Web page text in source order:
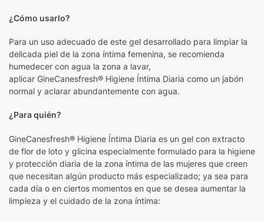
¿Cómo usarlo?
Para un uso adecuado de este gel desarrollado para limpiar la
delicada piel de la zona íntima femenina, se recomienda
humedecer con agua la zona a lavar,
aplicar GineCanesfresh® Higiene Íntima Diaria como un jabón
normal y aclarar abundantemente con agua.
¿Para quién?
GineCanesfresh® Higiene Íntima Diaria es un gel con extracto
de flor de loto y glicina especialmente formulado para la higiene
y protección diaria de la zona íntima de las mujeres que creen
que necesitan algún producto más especializado; ya sea para
cada día o en ciertos momentos en que se desea aumentar la
limpieza y el cuidado de la zona íntima: